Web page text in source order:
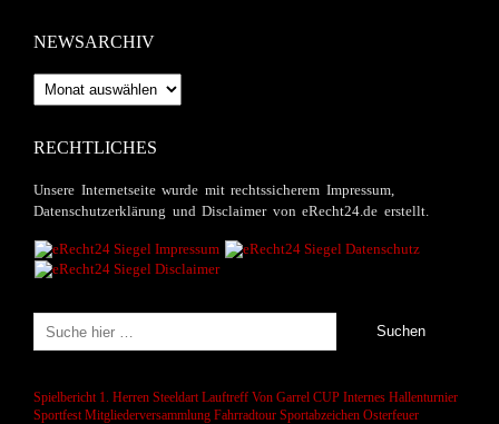
NEWSARCHIV
Newsarchiv
RECHTLICHES
Unsere Internetseite wurde mit rechtssicherem Impressum,
Datenschutzerklärung und Disclaimer von eRecht24.de erstellt.
Spielbericht 1. Herren Steeldart Lauftreff Von Garrel CUP Internes Hallenturnier
Sportfest Mitgliederversammlung Fahrradtour Sportabzeichen Osterfeuer